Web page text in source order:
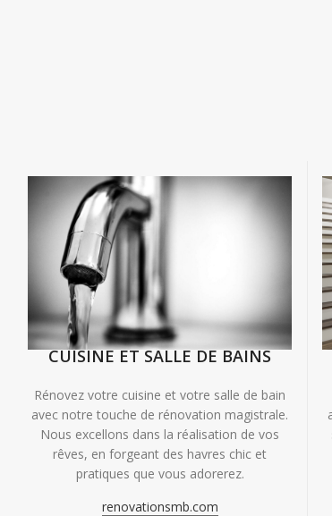
CUISINE ET SALLE DE BAINS
Rénovez votre cuisine et votre salle de bain
avec notre touche de rénovation magistrale.
Nous excellons dans la réalisation de vos
rêves, en forgeant des havres chic et
pratiques que vous adorerez.
renovationsmb.com